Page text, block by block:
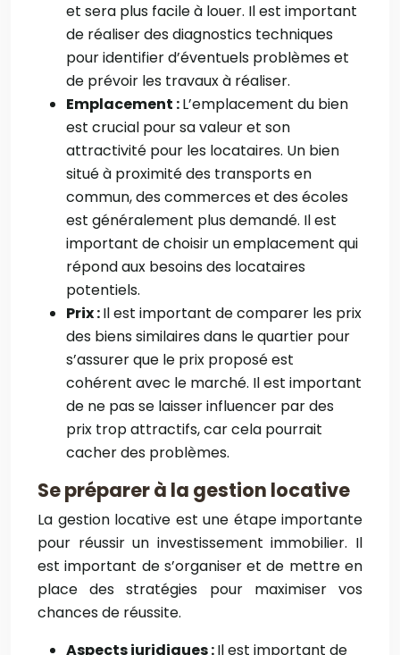
et sera plus facile à louer. Il est important
de réaliser des diagnostics techniques
pour identifier d’éventuels problèmes et
de prévoir les travaux à réaliser.
Emplacement :L’emplacement du bien
est crucial pour sa valeur et son
attractivité pour les locataires. Un bien
situé à proximité des transports en
commun, des commerces et des écoles
est généralement plus demandé. Il est
important de choisir un emplacement qui
répond aux besoins des locataires
potentiels.
Prix :Il est important de comparer les prix
des biens similaires dans le quartier pour
s’assurer que le prix proposé est
cohérent avec le marché. Il est important
de ne pas se laisser influencer par des
prix trop attractifs, car cela pourrait
cacher des problèmes.
Se préparer à la gestion locative
La gestion locative est une étape importante
pour réussir un investissement immobilier. Il
est important de s’organiser et de mettre en
place des stratégies pour maximiser vos
chances de réussite.
Aspects juridiques :Il est important de